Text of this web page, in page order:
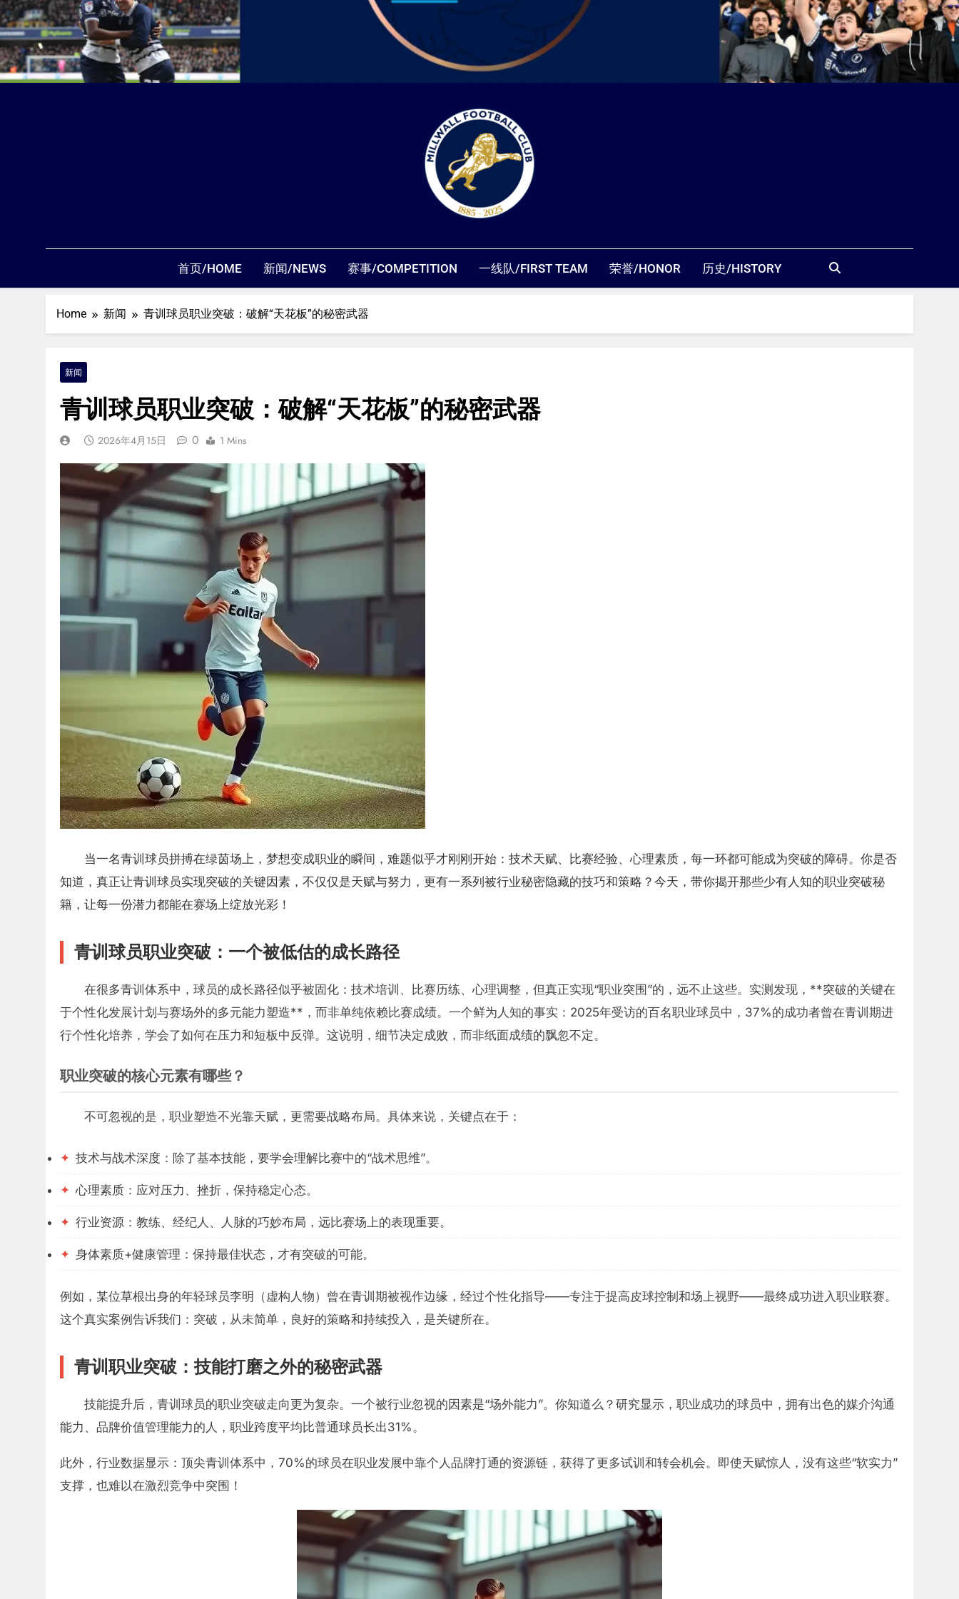
米尔沃尔粉丝站
首页/HOME 新闻/NEWS 赛事/COMPETITION 一线队/FIRST TEAM 荣誉/HONOR 历史/HISTORY
Home 新闻 青训球员职业突破：破解“天花板”的秘密武器
新闻
青训球员职业突破：破解“天花板”的秘密武器
2026年4月15日 0 1 Mins
当一名青训球员拼搏在绿茵场上，梦想变成职业的瞬间，难题似乎才刚刚开始：技术天赋、比赛经验、心理素质，每一环都可能成为突破的障碍。你是否
知道，真正让青训球员实现突破的关键因素，不仅仅是天赋与努力，更有一系列被行业秘密隐藏的技巧和策略？今天，带你揭开那些少有人知的职业突破秘
籍，让每一份潜力都能在赛场上绽放光彩！
青训球员职业突破：一个被低估的成长路径
在很多青训体系中，球员的成长路径似乎被固化：技术培训、比赛历练、心理调整，但真正实现“职业突围”的，远不止这些。实测发现，**突破的关键在
于个性化发展计划与赛场外的多元能力塑造**，而非单纯依赖比赛成绩。一个鲜为人知的事实：2025年受访的百名职业球员中，37%的成功者曾在青训期进
行个性化培养，学会了如何在压力和短板中反弹。这说明，细节决定成败，而非纸面成绩的飘忽不定。
职业突破的核心元素有哪些？
不可忽视的是，职业塑造不光靠天赋，更需要战略布局。具体来说，关键点在于：
✦ 技术与战术深度：除了基本技能，要学会理解比赛中的“战术思维”。
✦ 心理素质：应对压力、挫折，保持稳定心态。
✦ 行业资源：教练、经纪人、人脉的巧妙布局，远比赛场上的表现重要。
✦ 身体素质+健康管理：保持最佳状态，才有突破的可能。
例如，某位草根出身的年轻球员李明（虚构人物）曾在青训期被视作边缘，经过个性化指导——专注于提高皮球控制和场上视野——最终成功进入职业联赛。
这个真实案例告诉我们：突破，从未简单，良好的策略和持续投入，是关键所在。
青训职业突破：技能打磨之外的秘密武器
技能提升后，青训球员的职业突破走向更为复杂。一个被行业忽视的因素是“场外能力”。你知道么？研究显示，职业成功的球员中，拥有出色的媒介沟通
能力、品牌价值管理能力的人，职业跨度平均比普通球员长出31%。
此外，行业数据显示：顶尖青训体系中，70%的球员在职业发展中靠个人品牌打通的资源链，获得了更多试训和转会机会。即使天赋惊人，没有这些“软实力”
支撑，也难以在激烈竞争中突围！